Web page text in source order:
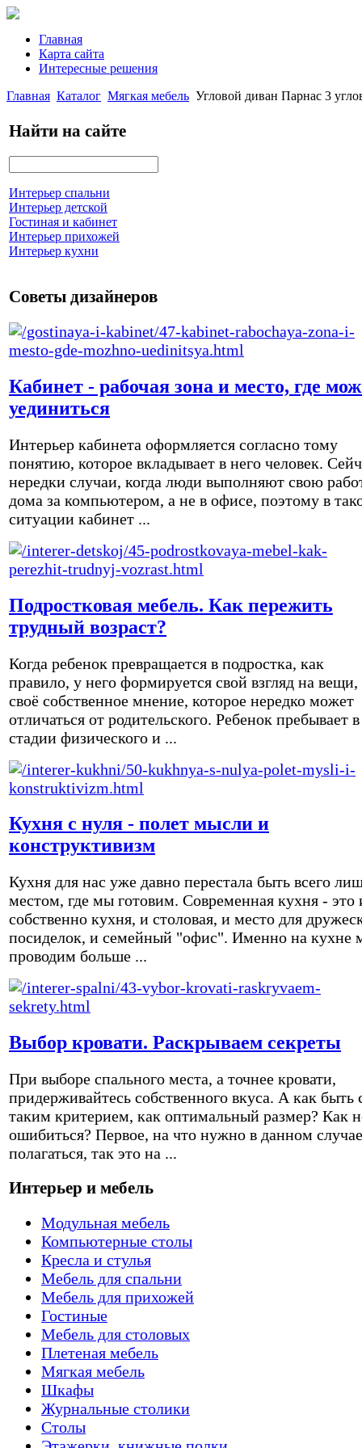
Главная
Карта сайта
Интересные решения
Главная Каталог Мягкая мебель Угловой диван Парнас 3
Найти на сайте
Интерьер спальни
Интерьер детской
Гостиная и кабинет
Интерьер прихожей
Интерьер кухни
Советы дизайнеров
Кабинет - рабочая зона и место, где
уединиться
Интерьер кабинета оформляется согласно тому
понятию, которое вкладывает в него человек.
нередки случаи, когда люди выполняют свою
дома за компьютером, а не в офисе, поэтому в
ситуации кабинет ...
Подростковая мебель. Как пережить
трудный возраст?
Когда ребенок превращается в подростка, как
правило, у него формируется свой взгляд на вещи,
своё собственное мнение, которое нередко может
отличаться от родительского. Ребенок пребывает в
стадии физического и ...
Кухня с нуля - полет мысли и
конструктивизм
Кухня для нас уже давно перестала быть всего
местом, где мы готовим. Современная кухня - это
собственно кухня, и столовая, и место для
посиделок, и семейный "офис". Именно на кухне
проводим больше ...
Выбор кровати. Раскрываем секреты
При выборе спального места, а точнее кровати,
придерживайтесь собственного вкуса. А как быть
таким критерием, как оптимальный размер? Как
ошибиться? Первое, на что нужно в данном случае
полагаться, так это на ...
Интерьер и мебель
Модульная мебель
Компьютерные столы
Кресла и стулья
Мебель для спальни
Мебель для прихожей
Гостиные
Мебель для столовых
Плетеная мебель
Мягкая мебель
Шкафы
Журнальные столики
Столы